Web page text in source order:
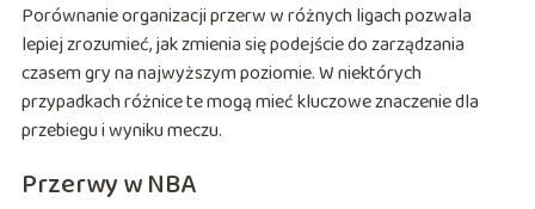
Porównanie organizacji przerw w różnych ligach pozwala
lepiej zrozumieć, jak zmienia się podejście do zarządzania
czasem gry na najwyższym poziomie. W niektórych
przypadkach różnice te mogą mieć kluczowe znaczenie dla
przebiegu i wyniku meczu.
Przerwy w NBA